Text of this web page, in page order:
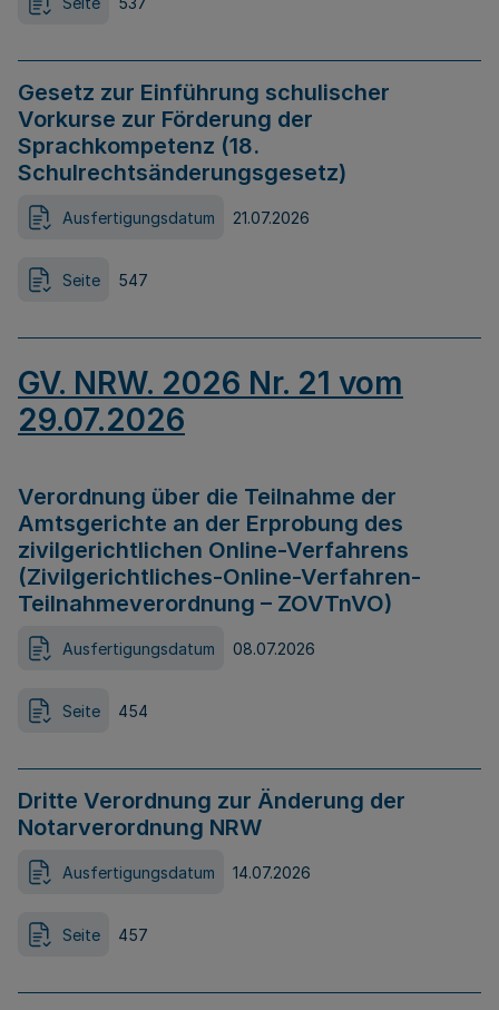
Gesetz zur Einführung schulischer
Vorkurse zur Förderung der
Sprachkompetenz (18.
Schulrechtsänderungsgesetz)
Ausfertigungsdatum 21.07.2026
Seite 547
GV. NRW. 2026 Nr. 21 vom
29.07.2026
Verordnung über die Teilnahme der
Amtsgerichte an der Erprobung des
zivilgerichtlichen Online-Verfahrens
(Zivilgerichtliches-Online-Verfahren-
Teilnahmeverordnung – ZOVTnVO)
Ausfertigungsdatum 08.07.2026
Seite 454
Dritte Verordnung zur Änderung der
Notarverordnung NRW
Ausfertigungsdatum 14.07.2026
Seite 457